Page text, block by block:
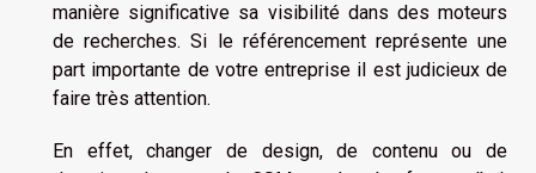
manière significative sa visibilité dans des moteurs
de recherches. Si le référencement représente une
part importante de votre entreprise il est judicieux de
faire très attention.
En effet, changer de design, de contenu ou de